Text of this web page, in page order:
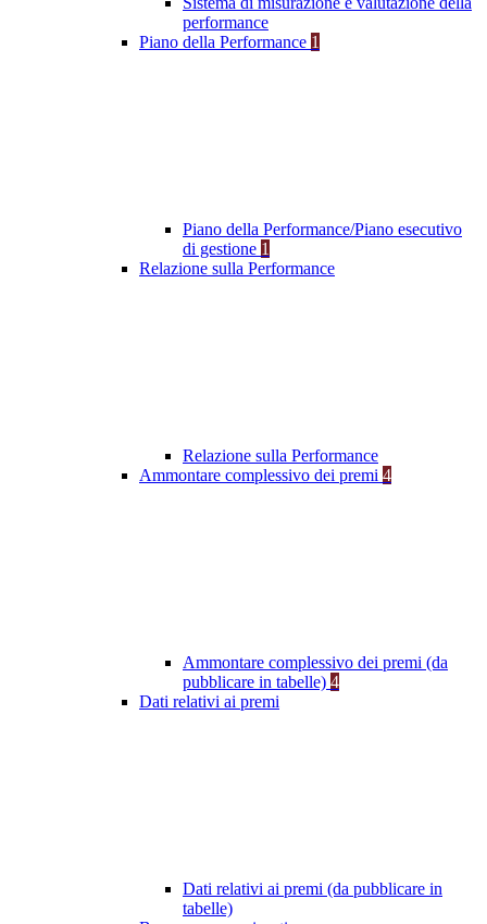
performance
Piano della Performance 1
Piano della Performance/Piano esecutivo
di gestione 1
Relazione sulla Performance
Relazione sulla Performance
Ammontare complessivo dei premi 4
Ammontare complessivo dei premi (da
pubblicare in tabelle) 4
Dati relativi ai premi
Dati relativi ai premi (da pubblicare in
tabelle)